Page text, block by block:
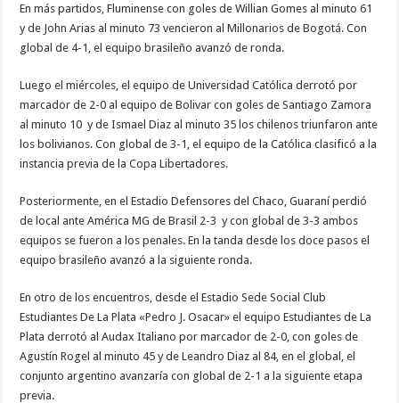
En más partidos, Fluminense con goles de Willian Gomes al minuto 61
y de John Arias al minuto 73 vencieron al Millonarios de Bogotá. Con
global de 4-1, el equipo brasileño avanzó de ronda.
Luego el miércoles, el equipo de Universidad Católica derrotó por
marcador de 2-0 al equipo de Bolivar con goles de Santiago Zamora
al minuto 10 y de Ismael Diaz al minuto 35 los chilenos triunfaron ante
los bolivianos. Con global de 3-1, el equipo de la Católica clasificó a la
instancia previa de la Copa Libertadores.
Posteriormente, en el Estadio Defensores del Chaco, Guaraní perdió
de local ante América MG de Brasil 2-3 y con global de 3-3 ambos
equipos se fueron a los penales. En la tanda desde los doce pasos el
equipo brasileño avanzó a la siguiente ronda.
En otro de los encuentros, desde el Estadio Sede Social Club
Estudiantes De La Plata «Pedro J. Osacar» el equipo Estudiantes de La
Plata derrotó al Audax Italiano por marcador de 2-0, con goles de
Agustín Rogel al minuto 45 y de Leandro Diaz al 84, en el global, el
conjunto argentino avanzaría con global de 2-1 a la siguiente etapa
previa.